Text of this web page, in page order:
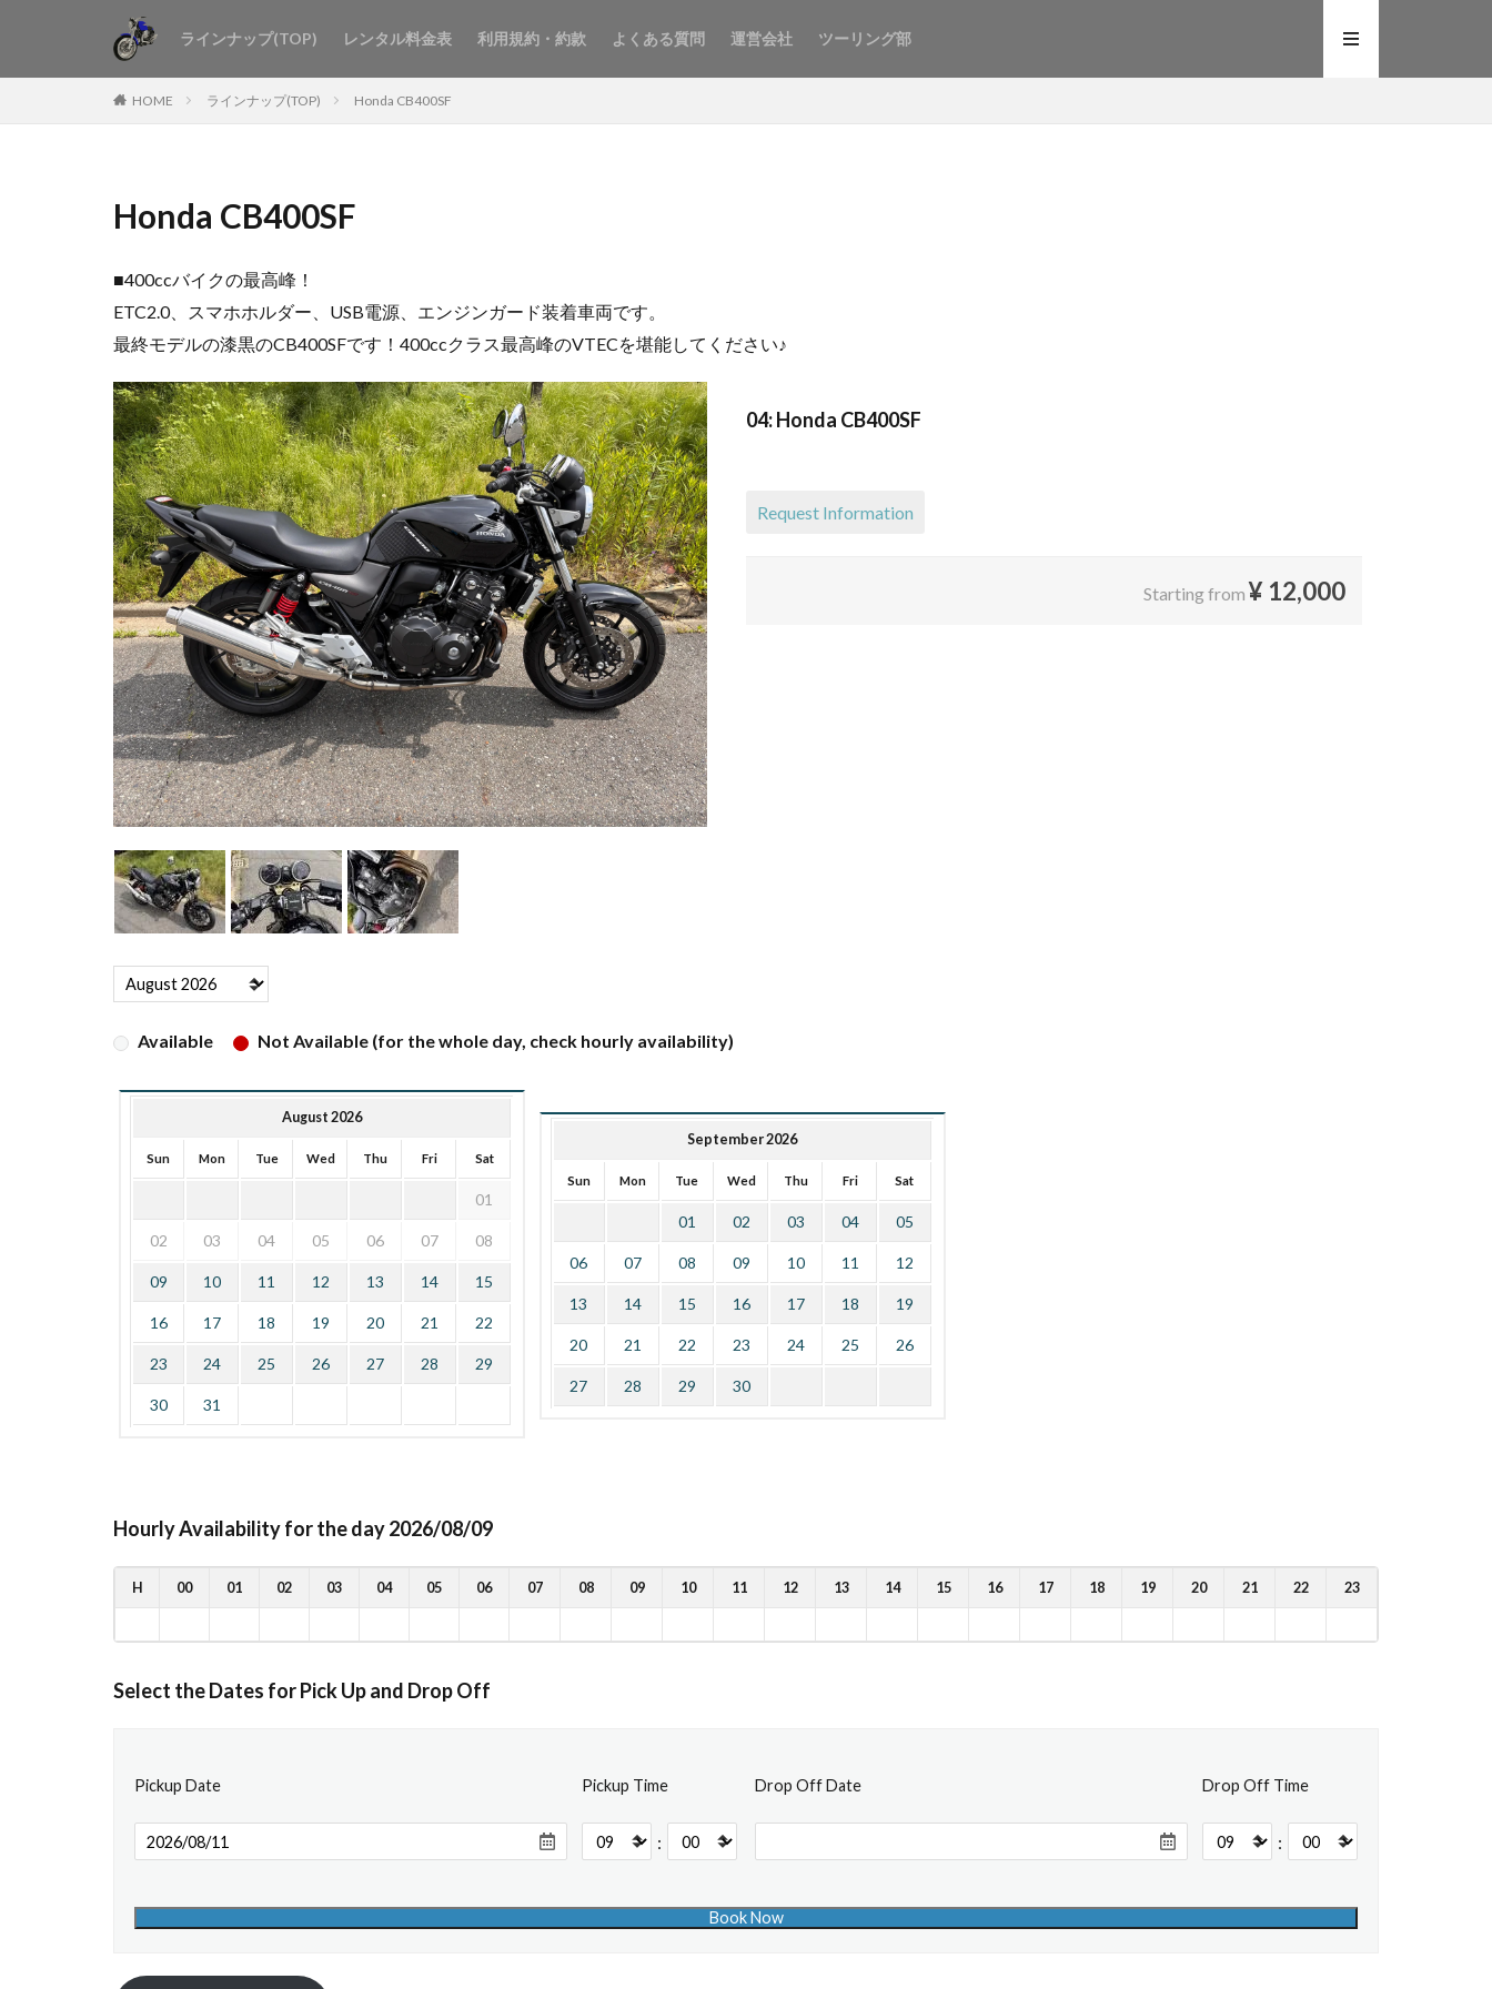
ラインナップ(TOP) レンタル料金表 利用規約・約款 よくある質問 運営会社 ツーリング部
HOME ラインナップ(TOP) Honda CB400SF
Honda CB400SF
■400ccバイクの最高峰！
ETC2.0、スマホホルダー、USB電源、エンジンガード装着車両です。
最終モデルの漆黒のCB400SFです！400ccクラス最高峰のVTECを堪能してください♪
04: Honda CB400SF
Request Information
Starting from ¥ 12,000
Available Not Available (for the whole day, check hourly availability)
August 2026
Sun Mon Tue Wed Thu Fri Sat
01
02 03 04 05 06 07 08
09 10 11 12 13 14 15
16 17 18 19 20 21 22
23 24 25 26 27 28 29
30 31
September 2026
Sun Mon Tue Wed Thu Fri Sat
01 02 03 04 05
06 07 08 09 10 11 12
13 14 15 16 17 18 19
20 21 22 23 24 25 26
27 28 29 30
Hourly Availability for the day 2026/08/09
H 00 01 02 03 04 05 06 07 08 09 10 11 12 13 14 15 16 17 18 19 20 21 22 23
Select the Dates for Pick Up and Drop Off
Pickup Date Pickup Time
:
Drop Off Date Drop Off Time
: